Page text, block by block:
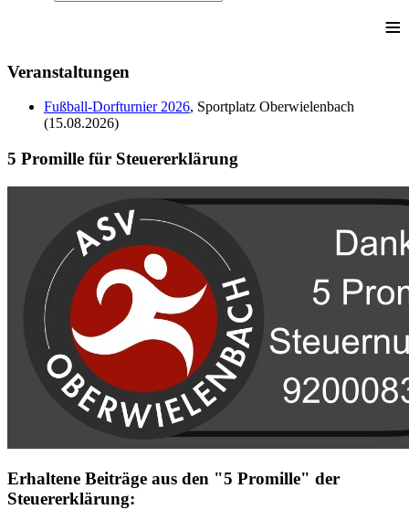
≡
Veranstaltungen
Fußball-Dorfturnier 2026, Sportplatz Oberwielenbach
(15.08.2026)
5 Promille für Steuererklärung
Erhaltene Beiträge aus den "5 Promille" der
Steuererklärung: